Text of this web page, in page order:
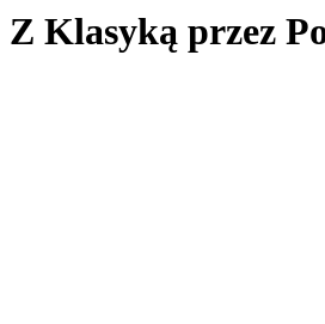
Z Klasyką przez